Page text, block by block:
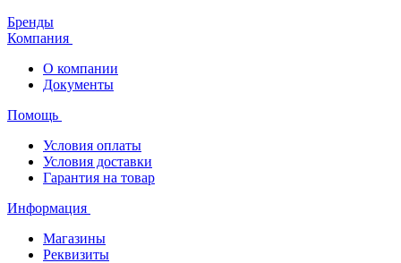
Бренды
Компания
О компании
Документы
Помощь
Условия оплаты
Условия доставки
Гарантия на товар
Информация
Магазины
Реквизиты